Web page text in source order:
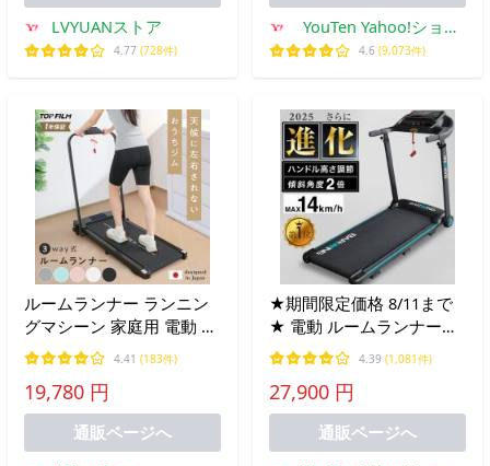
LVYUANストア
4.77 (728件)
YouTen Yahoo!ショッ
ピング店
4.6 (9,073件)
ルームランナー ランニン
グマシーン 家庭用 電動 折
りたたみ MAX12km/h ト
レッドミル ウォーキング
マシン
4.41 (183件)
19,780 円
通販ページへ
★期間限定価格 8/11まで
★ 電動 ルームランナー
MAX14km/h ルームランナ
ー 電動 BARWING WIDE設
計 ランニングマシン
4.39 (1,081件)
27,900 円
通販ページへ